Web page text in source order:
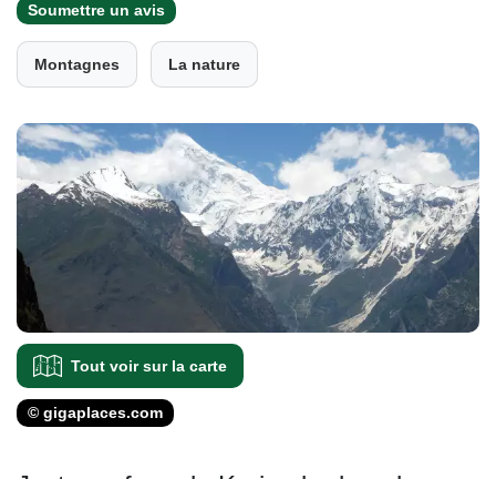
Soumettre un avis
Montagnes La nature
Tout voir sur la carte
© gigaplaces.com